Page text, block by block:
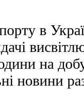
в
на
новини